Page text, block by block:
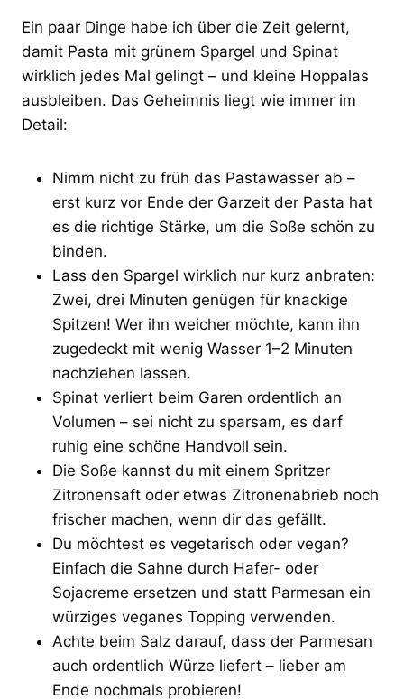
Ein paar Dinge habe ich über die Zeit gelernt,
damit Pasta mit grünem Spargel und Spinat
wirklich jedes Mal gelingt – und kleine Hoppalas
ausbleiben. Das Geheimnis liegt wie immer im
Detail:
Nimm nicht zu früh das Pastawasser ab –
erst kurz vor Ende der Garzeit der Pasta hat
es die richtige Stärke, um die Soße schön zu
binden.
Lass den Spargel wirklich nur kurz anbraten:
Zwei, drei Minuten genügen für knackige
Spitzen! Wer ihn weicher möchte, kann ihn
zugedeckt mit wenig Wasser 1–2 Minuten
nachziehen lassen.
Spinat verliert beim Garen ordentlich an
Volumen – sei nicht zu sparsam, es darf
ruhig eine schöne Handvoll sein.
Die Soße kannst du mit einem Spritzer
Zitronensaft oder etwas Zitronenabrieb noch
frischer machen, wenn dir das gefällt.
Du möchtest es vegetarisch oder vegan?
Einfach die Sahne durch Hafer- oder
Sojacreme ersetzen und statt Parmesan ein
würziges veganes Topping verwenden.
Achte beim Salz darauf, dass der Parmesan
auch ordentlich Würze liefert – lieber am
Ende nochmals probieren!